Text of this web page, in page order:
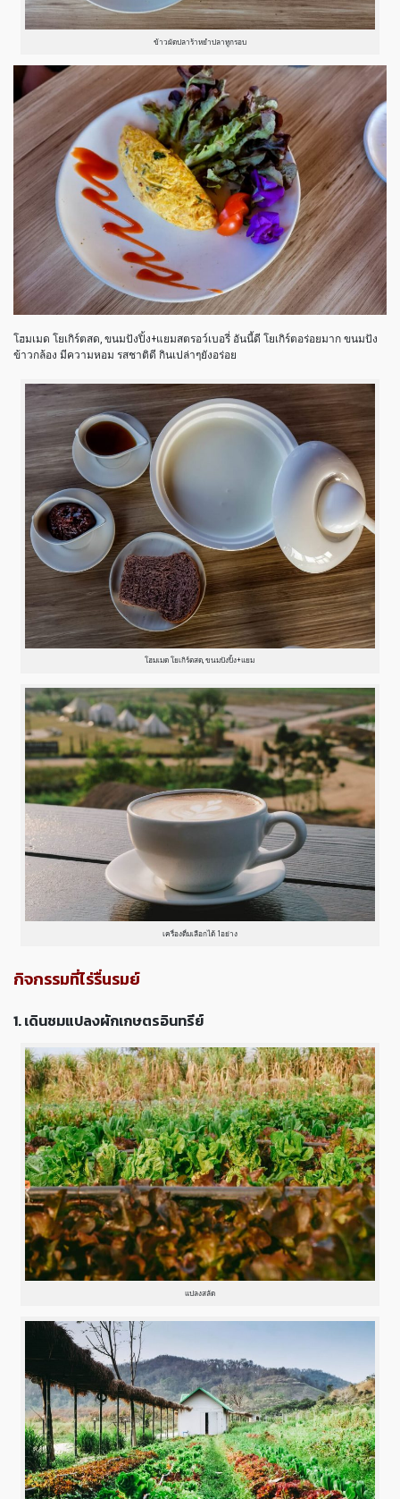
ข้าวผัดปลาร้าหยำปลาทูกรอบ
โฮมเมด โยเกิร์ตสด, ขนมปังปิ้ง+แยมสตรอว์เบอรี่ อันนี้ดี โยเกิร์ตอร่อยมาก ขนมปัง
ข้าวกล้อง มีความหอม รสชาติดี กินเปล่าๆยังอร่อย
โฮมเมด โยเกิร์ตสด, ขนมปังปิ้ง+แยม
เครื่องดื่มเลือกได้ 1อย่าง
กิจกรรมที่ไร่รื่นรมย์
1. เดินชมแปลงผักเกษตรอินทรีย์
แปลงสลัด